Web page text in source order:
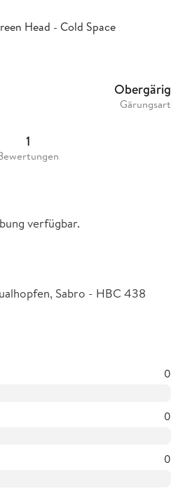
Head - Cold Space
Obergärig
Gärungsart
1
verfügbar.
Sabro - HBC 438
0
0
0